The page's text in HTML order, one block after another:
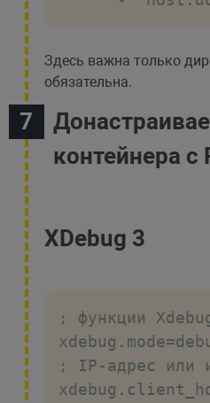
Здесь важна только
обязательна.
контейнера с
XDebug 3
; функции
; IP-адрес или